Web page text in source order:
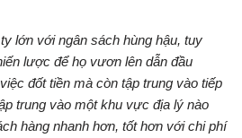
lớn với ngân sách hùng hậu, tuy
lược để họ vươn lên dẫn đầu
đốt tiền mà còn tập trung vào tiếp
trung vào một khu vực địa lý nào
hàng nhanh hơn, tốt hơn với chi phí